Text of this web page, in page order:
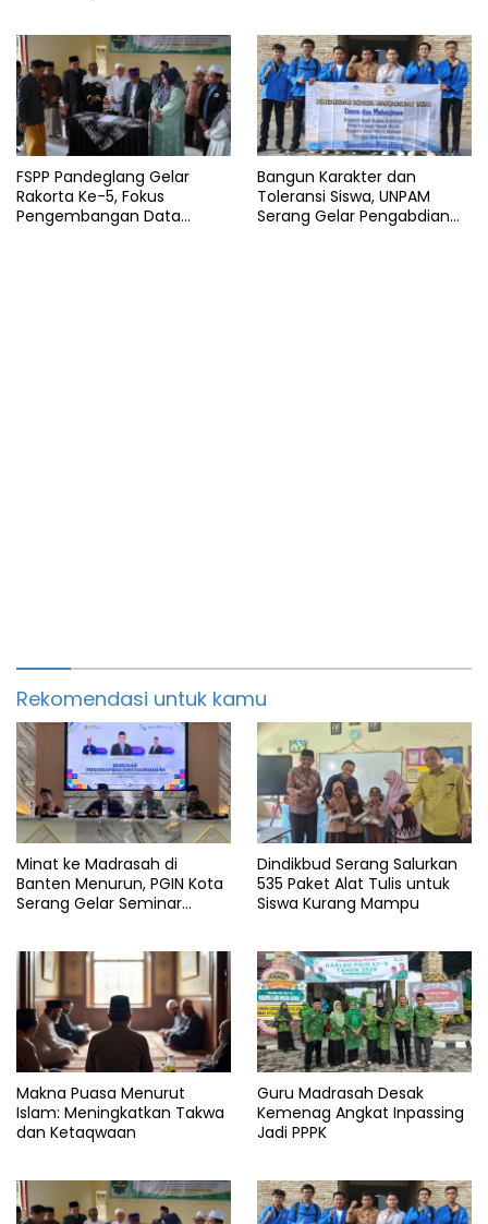
FSPP Pandeglang Gelar
Rakorta Ke-5, Fokus
Pengembangan Data
Bangun Karakter dan
Toleransi Siswa, UNPAM
Serang Gelar Pengabdian
Rekomendasi untuk kamu
Minat ke Madrasah di
Banten Menurun, PGIN Kota
Serang Gelar Seminar
Dindikbud Serang Salurkan
535 Paket Alat Tulis untuk
Siswa Kurang Mampu
Makna Puasa Menurut
Islam: Meningkatkan Takwa
dan Ketaqwaan
Guru Madrasah Desak
Kemenag Angkat Inpassing
Jadi PPPK